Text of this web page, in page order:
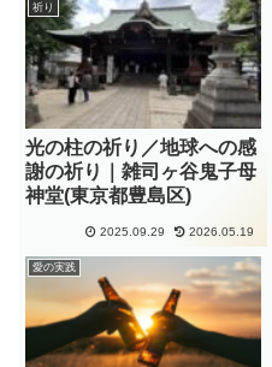
祈り
光の柱の祈り／地球への感
謝の祈り｜雑司ヶ谷鬼子母
神堂(東京都豊島区)
2025.09.29 2026.05.19
愛の実践